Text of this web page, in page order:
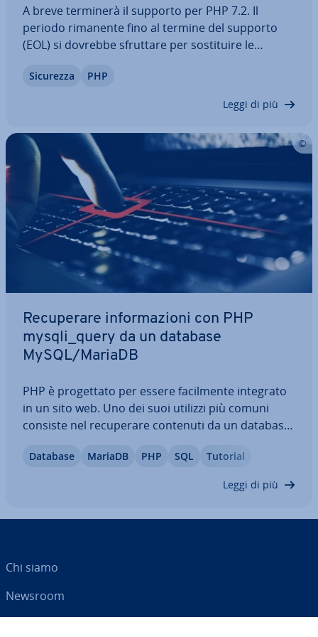
A breve terminerà il supporto per PHP 7.2. Il
periodo rimanente fino al termine del supporto
(EOL) si dovrebbe sfruttare per so­sti­tui­re le
questo modo si chiudono le falle di sicurezza e si
Sicurezza PHP
Leggi di più
Re­cu­pe­ra­re in­for­ma­zio­ni con PHP
mysqli_query da un database
MySQL/MariaDB
PHP è pro­get­ta­to per essere fa­cil­men­te integrato
in un sito web. Uno dei suoi utilizzi più comuni
consiste nel re­cu­pe­ra­re contenuti da un database
spiega come con­net­ter­si a un database
Database MariaDB PHP SQL Tutorial
Leggi di più
Chi siamo
Newsroom